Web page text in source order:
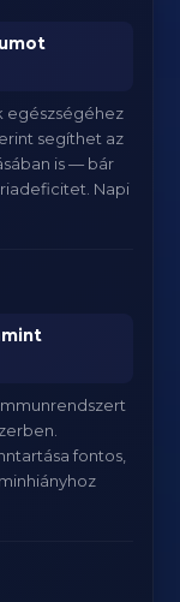
egészségéhez
segíthet az
is — bár
Napi
fontos,